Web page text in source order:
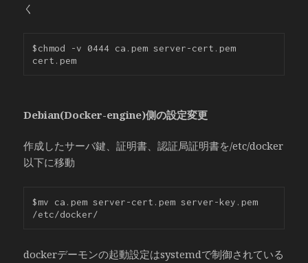
く
$chmod -v 0444 ca.pem server-cert.pem
cert.pem
Debian(Docker-engine)側の設定変更
作成したサーバ鍵、証明書、認証局証明書を/etc/docker
以下に移動
$mv ca.pem server-cert.pem server-key.pem
/etc/docker/
dockerデーモンの起動設定はsystemdで制御されている